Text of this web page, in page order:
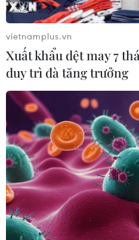
kết hợp chặt chẽ, hợp lý,
xã hội và bảo vệ môi trường.
vietnamplus.vn
Xuất khẩu dệt may 7
duy trì đà tăng trưởng